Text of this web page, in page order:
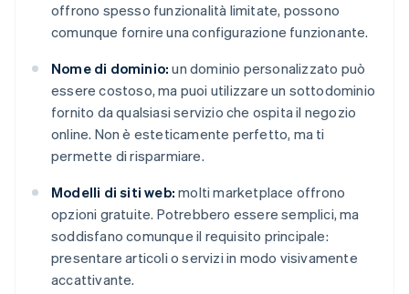
offrono spesso funzionalità limitate, possono
comunque fornire una configurazione funzionante.
Nome di dominio: un dominio personalizzato può
essere costoso, ma puoi utilizzare un sottodominio
fornito da qualsiasi servizio che ospita il negozio
online. Non è esteticamente perfetto, ma ti
permette di risparmiare.
Modelli di siti web: molti marketplace offrono
opzioni gratuite. Potrebbero essere semplici, ma
soddisfano comunque il requisito principale:
presentare articoli o servizi in modo visivamente
accattivante.